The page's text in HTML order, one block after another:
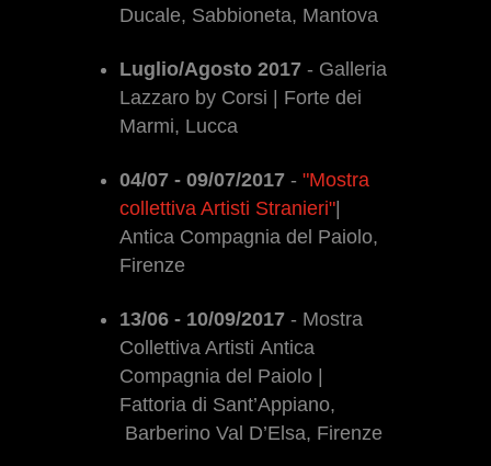
Ducale, Sabbioneta, Mantova
Luglio/Agosto 2017 - Galleria
Lazzaro by Corsi | Forte dei
Marmi, Lucca
04/07 - 09/07/2017 -"Mostra
collettiva Artisti Stranieri"
Antica Compagnia del Paiolo,
Firenze
13/06 - 10/09/2017 - Mostra
Collettiva Artisti Antica
Compagnia del Paiolo |
Fattoria di Sant’Appiano,
Barberino Val D’Elsa, Firenze